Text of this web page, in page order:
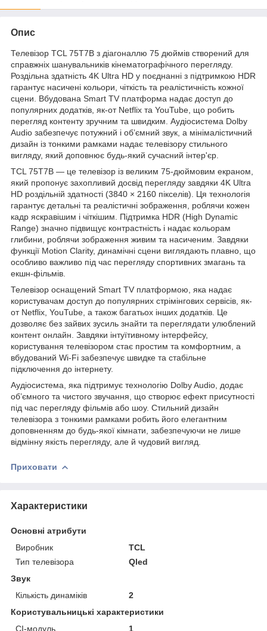
Опис
Телевізор TCL 75T7B з діагоналлю 75 дюймів створений для
справжніх шанувальників кінематографічного перегляду.
Роздільна здатність 4K Ultra HD у поєднанні з підтримкою HDR
гарантує насичені кольори, чіткість та реалістичність кожної
сцени. Вбудована Smart TV платформа надає доступ до
популярних додатків, як-от Netflix та YouTube, що робить
перегляд контенту зручним та швидким. Аудіосистема Dolby
Audio забезпечує потужний і об’ємний звук, а мінімалістичний
дизайн із тонкими рамками надає телевізору стильного
вигляду, який доповнює будь-який сучасний інтер'єр.
TCL 75T7B — це телевізор із великим 75-дюймовим екраном,
який пропонує захопливий досвід перегляду завдяки 4K Ultra
HD роздільній здатності (3840 × 2160 пікселів). Ця технологія
гарантує детальні та реалістичні зображення, роблячи кожен
кадр яскравішим і чіткішим. Підтримка HDR (High Dynamic
Range) значно підвищує контрастність і надає кольорам
глибини, роблячи зображення живим та насиченим. Завдяки
функції Motion Clarity, динамічні сцени виглядають плавно, що
особливо важливо під час перегляду спортивних змагань та
екшн-фільмів.
Телевізор оснащений Smart TV платформою, яка надає
користувачам доступ до популярних стрімінгових сервісів, як-
от Netflix, YouTube, а також багатьох інших додатків. Це
дозволяє без зайвих зусиль знайти та переглядати улюблений
контент онлайн. Завдяки інтуїтивному інтерфейсу,
користування телевізором стає простим та комфортним, а
вбудований Wi-Fi забезпечує швидке та стабільне
підключення до інтернету.
Аудіосистема, яка підтримує технологію Dolby Audio, додає
об’ємного та чистого звучання, що створює ефект присутності
під час перегляду фільмів або шоу. Стильний дизайн
телевізора з тонкими рамками робить його елегантним
доповненням до будь-якої кімнати, забезпечуючи не лише
відмінну якість перегляду, але й чудовий вигляд.
Приховати
Характеристики
Основні атрибути
Виробник
TCL
Тип телевізора
Qled
Звук
Кількість динаміків
2
Користувальницькі характеристики
CI-модуль
1